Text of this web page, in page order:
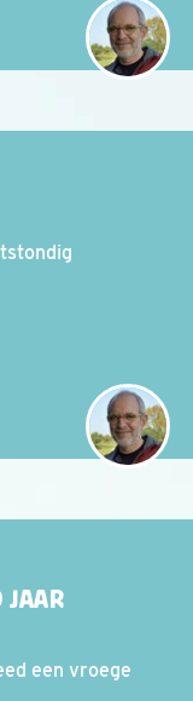
JAAR
een vroege